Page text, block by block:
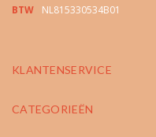
BTW
NL815330534B01
KLANTENSERVICE
CATEGORIEËN